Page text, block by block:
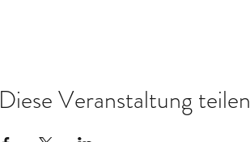
Diese Veranstaltung teilen